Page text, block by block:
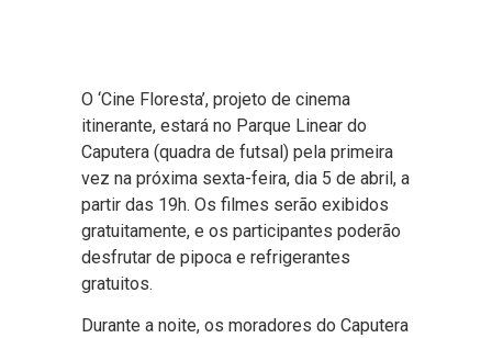
O ‘Cine Floresta’, projeto de cinema
itinerante, estará no Parque Linear do
Caputera (quadra de futsal) pela primeira
vez na próxima sexta-feira, dia 5 de abril, a
partir das 19h. Os filmes serão exibidos
gratuitamente, e os participantes poderão
desfrutar de pipoca e refrigerantes
gratuitos.
Durante a noite, os moradores do Caputera